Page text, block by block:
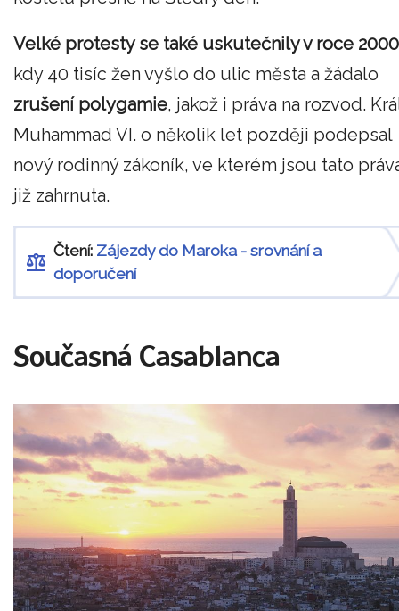
Velké protesty se také uskutečnily v roce 2000
kdy 40 tisíc žen vyšlo do ulic města a žádalo
zrušení polygamie, jakož i práva na rozvod.
Muhammad VI. o několik let později podepsal
nový rodinný zákoník, ve kterém jsou tato
již zahrnuta.
Čtení: Zájezdy do Maroka - srovnání a
doporučení
Současná Casablanca